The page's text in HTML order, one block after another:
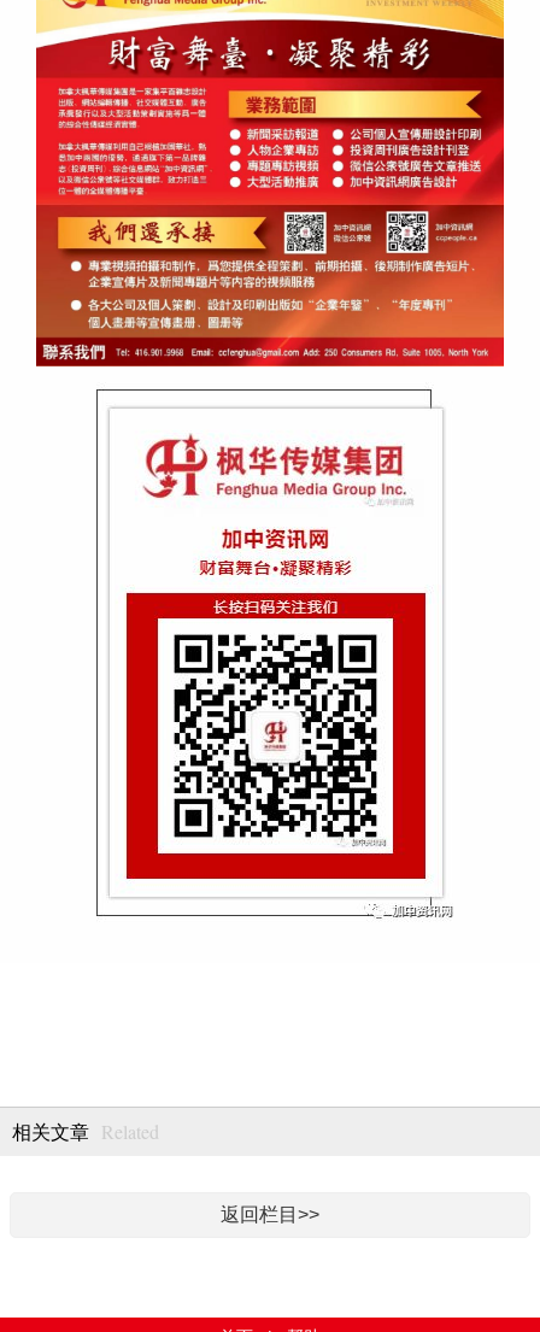
相关文章 Related
返回栏目>>